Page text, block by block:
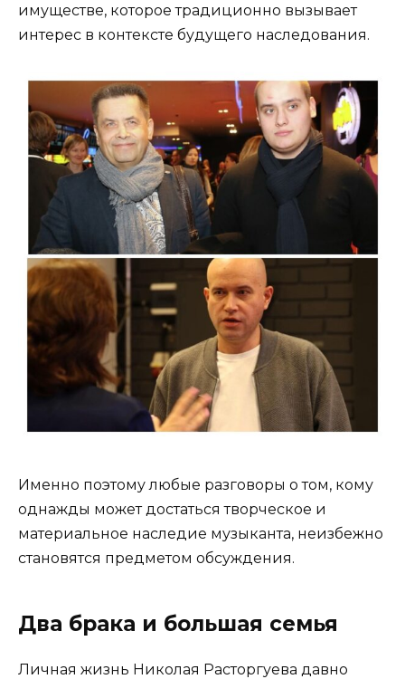
имуществе, которое традиционно вызывает
интерес в контексте будущего наследования.
Именно поэтому любые разговоры о том, кому
однажды может достаться творческое и
материальное наследие музыканта, неизбежно
становятся предметом обсуждения.
Два брака и большая семья
Личная жизнь Николая Расторгуева давно